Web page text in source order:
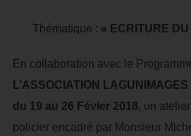
Thématique : « ECRITURE
En collaboration avec le
L’ASSOCIATION LAGUNIMAGES
du 19 au 26 Févier 2018, un
policier encadré par Monsieur